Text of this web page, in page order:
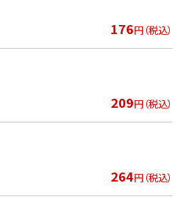
176円（税込）
209円（税込）
264円（税込）